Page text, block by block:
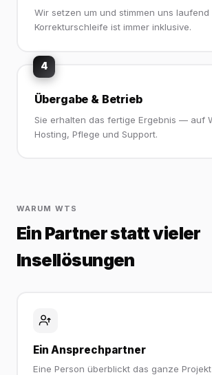
Wir setzen um und stimmen uns laufend
Korrekturschleife ist immer inklusive.
4
Übergabe & Betrieb
Sie erhalten das fertige Ergebnis — auf
Hosting, Pflege und Support.
WARUM WTS
Ein Partner statt vieler
Insellösungen
Ein Ansprechpartner
Eine Person überblickt das ganze